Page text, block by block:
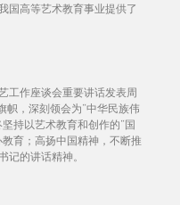
国高等艺术教育事业提供了
工作座谈会重要讲话发表周
帜，深刻领会为“中华民族伟
持以艺术教育和创作的“国
育；高扬中国精神，不断推
记的讲话精神。